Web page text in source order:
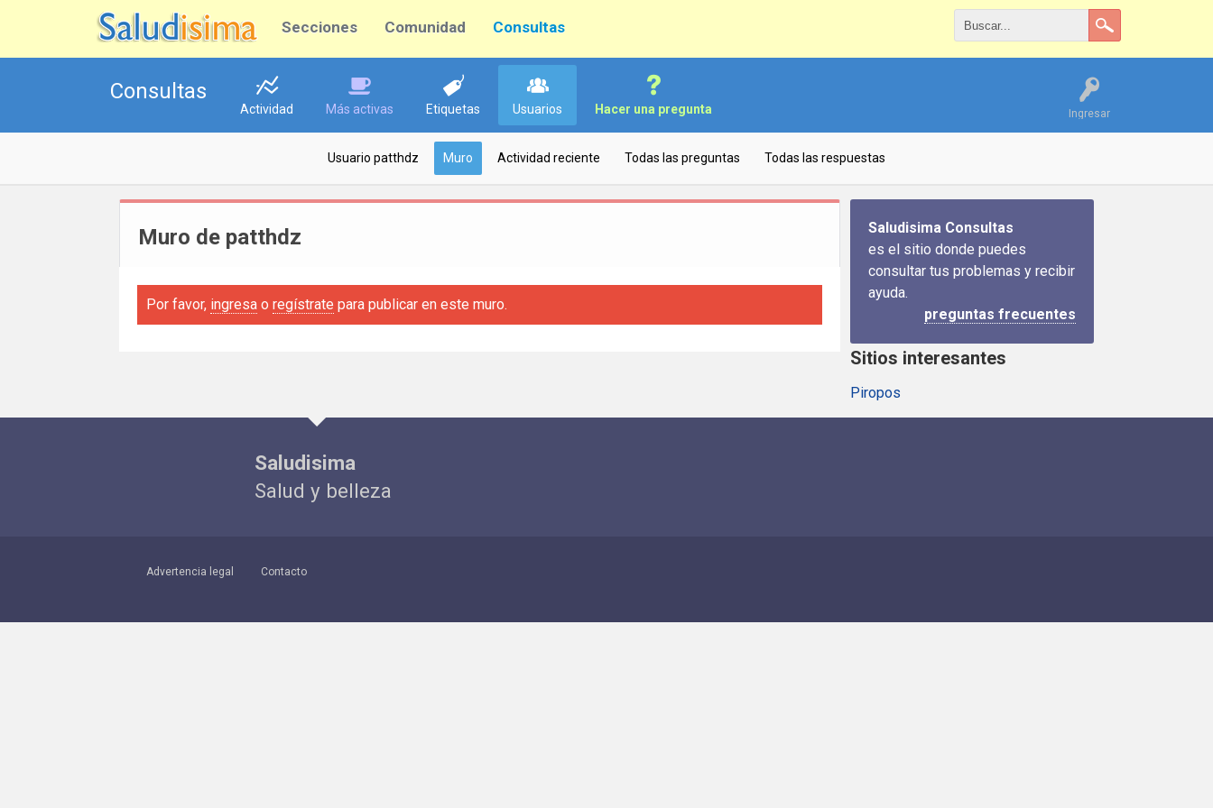
Secciones Comunidad Consultas
Ingresar
Consultas
Actividad Más activas Etiquetas Usuarios Hacer una pregunta
Usuario patthdz Muro Actividad reciente Todas las preguntas Todas las respuestas
Muro de patthdz
Por favor, ingresa o regístrate para publicar en este muro.
Saludisima Consultas
es el sitio donde puedes
consultar tus problemas y recibir
ayuda.
preguntas frecuentes
Sitios interesantes
Piropos
Saludisima
Salud y belleza
Advertencia legal Contacto